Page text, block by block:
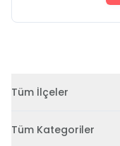
Tüm İlçeler
Tüm Kategoriler